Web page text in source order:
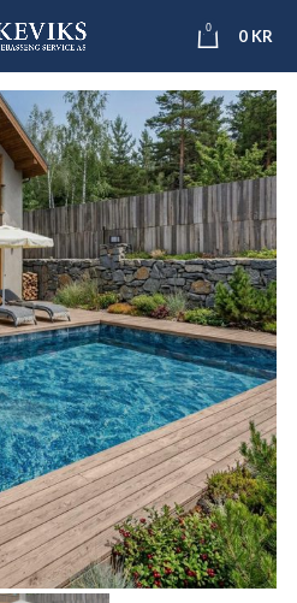
0 0 KR